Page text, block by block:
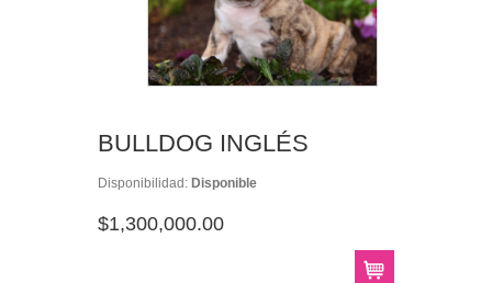
BULLDOG INGLÉS
Disponibilidad: Disponible
$1,300,000.00